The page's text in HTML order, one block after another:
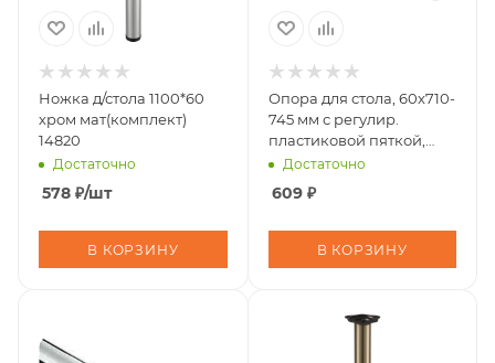
Ножка д/стола 1100*60
хром мат(комплект)
14820
Достаточно
578 ₽/шт
В КОРЗИНУ
Опора для стола, 60х710-
745 мм с регулир.
пластиковой пяткой,
бронза XN710 BA
Достаточно
609₽
В КОРЗИНУ